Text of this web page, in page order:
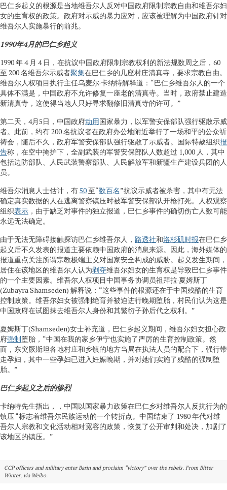
巴仁乡起义的根源是当地维吾尔人反对中国政府限制宗教自由和维吾尔妇
女的生育权的政策。政府对示威的暴力应对，应该被理解为中国政府针对
维吾尔人实施暴行的前兆。
1990年4月的巴仁乡起义
1990 年 4 月 4 日，在抗议中国政府限制宗教权利的新法规数周之后，60
至 200 名维吾尔示威者聚集在巴仁乡的几座村庄清真寺，要求宗教自由。
维吾尔人权项目执行主任乌麦尔·卡纳特解释道：“巴仁乡维吾尔人的一个
具体不满是，中国政府不允许修复一座老的清真寺。当时，政府禁止建造
新清真寺，这使得当地人只好寻求翻修旧清真寺的许可。”
第二天，4月5日，中国政府动用国家暴力，以军警安保部队强行驱散示威
者。此前，约有 200 名抗议者在政府办公地附近举行了一场和平的公众祈
祷会，随后不久，政府军警安保部队强行驱散了示威者。国际特赦组织报
告称，在空中掩护下，全副武装的军警安保部队人数超过 1,000 人，其中
包括边防部队、人民武装警察部队、人民解放军和新疆生产建设兵团的人
员。
维吾尔消息人士估计，有50至“数百名”抗议示威者被杀害，其中有无法
确定真实数据的人在逃离警察镇压时被军警安保部队开枪打死。人权观察
组织表示 ，由于缺乏对事件的独立报道，巴仁乡事件的确切伤亡人数可能
永远无法确定。
由于无法无障碍接触探访巴仁乡维吾尔人， 路透社和洛杉矶时报在巴仁乡
起义后不久发表的报道主要依赖中国政府的消息来源。因此，海外媒体的
报道重点关注所谓宗教极端主义对国家安全构成的威胁。起义发生期间，
居住在该地区的维吾尔人认为剥夺维吾尔妇女的生育权是导致巴仁乡事件
的一个主要因素。维吾尔人权项目中国事务协调员祖拜拉·夏姆斯丁
(Zubayra Shamseden) 解释说：“这些事件的根源还在于中国残酷的生育
控制政策。维吾尔妇女被强制绝育并被迫进行晚期堕胎，村民们认为这是
中国政府在试图抹去维吾尔人身份和其繁衍子孙后代之权利。”
夏姆斯丁(Shamseden)女士补充道，巴仁乡起义期间，维吾尔妇女担心政
府强制堕胎，“中国在我的家乡伊宁也实施了严厉的生育控制政策。然
而，东突厥斯坦各地村庄和乡镇的地方当局在执法人员的配合下，强行带
走孕妇，其中一些孕妇已进入妊娠晚期，并对她们实施了残酷的强制堕
胎。”
巴仁乡起义之后的惨烈
卡纳特先生指出，，中国以国家暴力政策在巴仁乡对维吾尔人反抗行为的
镇压 “标志着维吾尔民族运动的一个转折点。中国结束了 1980 年代对维
吾尔人宗教和文化活动相对宽容的政策，恢复了公开审判和处决，加剧了
该地区的镇压。”
CCP officers and military enter Barin and proclaim “victory” over the rebels. From Bitter
Winter, via Weibo.